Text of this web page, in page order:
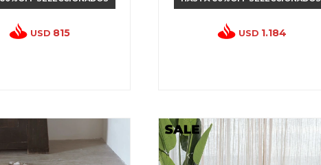
USD 815 USD 1.184